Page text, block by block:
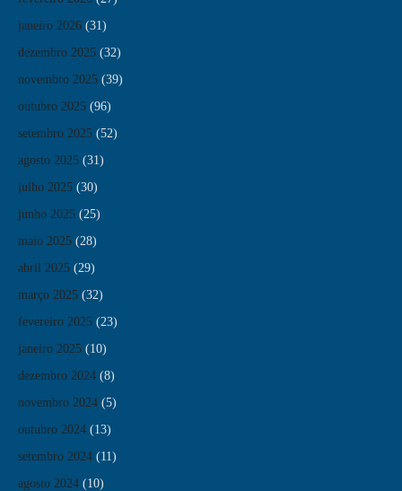
janeiro 2026 (31)
dezembro 2025 (32)
novembro 2025 (39)
outubro 2025 (96)
setembro 2025 (52)
agosto 2025 (31)
julho 2025 (30)
junho 2025 (25)
maio 2025 (28)
abril 2025 (29)
março 2025 (32)
fevereiro 2025 (23)
janeiro 2025 (10)
dezembro 2024 (8)
novembro 2024 (5)
outubro 2024 (13)
setembro 2024 (11)
agosto 2024 (10)